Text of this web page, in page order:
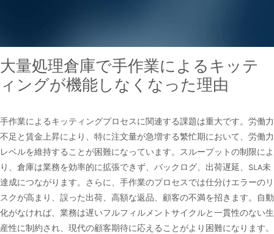
大量処理倉庫で手作業によるキッテ
ィングが機能しなくなった理由
手作業によるキッティングプロセスに関連する課題は重大です。労働力
不足と賃金上昇により、特に注文量が急増する繁忙期において、労働力
レベルを維持することが困難になっています。スループットの制限によ
り、倉庫は業務を効率的に拡張できず、バックログ、出荷遅延、SLA未
達成につながります。さらに、手作業のプロセスでは仕分けエラーのリ
スクが高まり、誤った出荷、高額な返品、顧客の不満を招きます。自動
化がなければ、業務は遅いフルフィルメントサイクルと一貫性のない生
産性に制約され、現代の顧客期待に応えることがより困難になります。